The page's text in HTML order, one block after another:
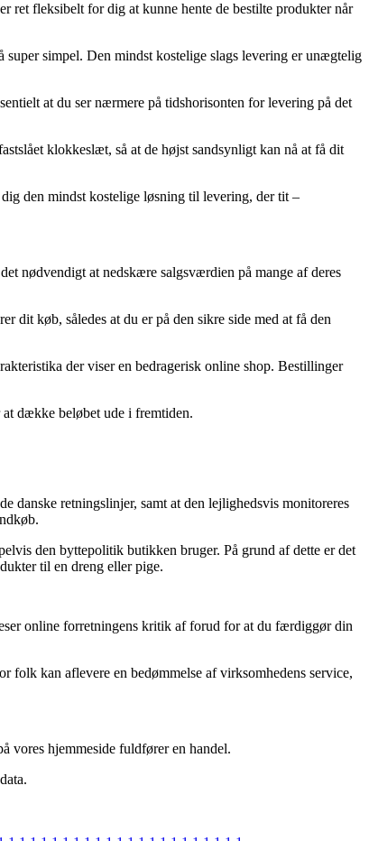
ret fleksibelt for dig at kunne hente de bestilte produkter når
simpel. Den mindst kostelige slags levering er unægtelig
at du ser nærmere på tidshorisonten for levering på det
klokkeslæt, så at de højst sandsynligt kan nå at få dit
den mindst kostelige løsning til levering, der tit –
nødvendigt at nedskære salgsværdien på mange af deres
dit køb, således at du er på den sikre side med at få den
der viser en bedragerisk online shop. Bestillinger
dække beløbet ude i fremtiden.
danske retningslinjer, samt at den lejlighedsvis monitoreres
den byttepolitik butikken bruger. På grund af dette er det
til en dreng eller pige.
online forretningens kritik af forud for at du færdiggør din
folk kan aflevere en bedømmelse af virksomhedens service,
vores hjemmeside fuldfører en handel.